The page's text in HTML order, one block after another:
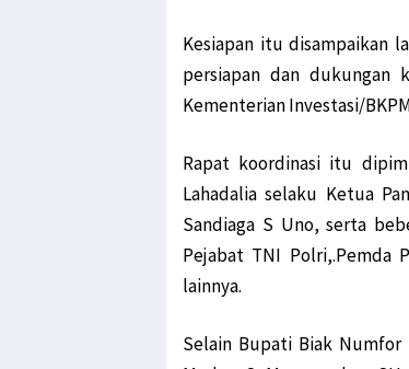
Kesiapan itu disampaikan
persiapan dan dukungan
Kementerian Investasi/
Rapat koordinasi itu
Lahadalia selaku Ketua
Sandiaga S Uno, serta
Pejabat TNI Polri,.Pemda
lainnya.
Selain Bupati Biak Numfor